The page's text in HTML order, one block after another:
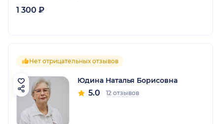
1 300 ₽
Нет отрицательных отзывов
Юдина Наталья Борисовна
5.0 12 отзывов